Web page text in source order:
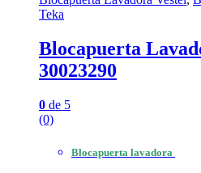
Teka
Blocapuerta
30023290
0 de 5
(0)
Blocapuerta lavadora